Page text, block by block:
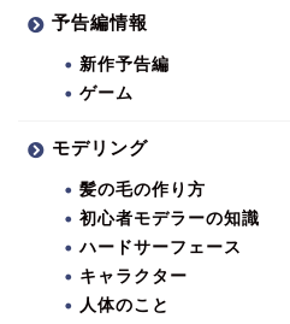
予告編情報
新作予告編
ゲーム
モデリング
髪の毛の作り方
初心者モデラーの知識
ハードサーフェース
キャラクター
人体のこと